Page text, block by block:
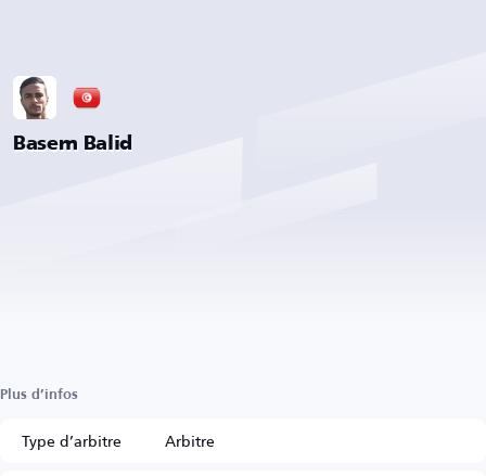
Basem Balid
Plus d’infos
Type d’arbitre
Arbitre